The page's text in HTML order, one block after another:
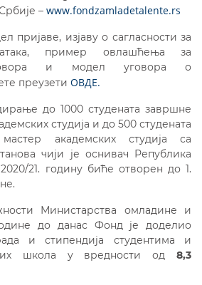
– www.fondzamladetalente.rs
пријаве, изјаву о сагласности за
пример овлашћења за
и модел уговора о
преузети ОВДЕ.
до 1000 студената завршне
студија и до 500 студената
академских студија са
чији је оснивач Република
21. годину биће отворен до 1.
Министарства омладине и
до данас Фонд је доделио
и стипендија студентима и
школа у вредности од 8,3